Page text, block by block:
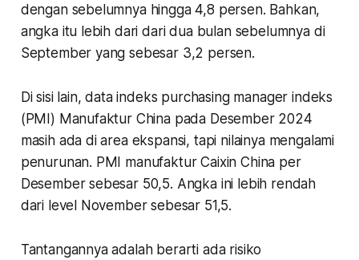
dengan sebelumnya hingga 4,8 persen. Bahkan,
angka itu lebih dari dari dua bulan sebelumnya di
September yang sebesar 3,2 persen.
Di sisi lain, data indeks purchasing manager indeks
(PMI) Manufaktur China pada Desember 2024
masih ada di area ekspansi, tapi nilainya mengalami
penurunan. PMI manufaktur Caixin China per
Desember sebesar 50,5. Angka ini lebih rendah
dari level November sebesar 51,5.
Tantangannya adalah berarti ada risiko